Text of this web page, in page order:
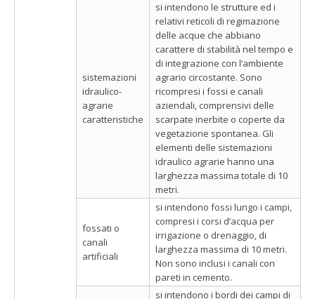
sistemazioni
idraulico-
agrarie
caratteristiche
si intendono le strutture ed i
relativi reticoli di regimazione
delle acque che abbiano
carattere di stabilità nel tempo e
di integrazione con l’ambiente
agrario circostante. Sono
ricompresi i fossi e canali
aziendali, comprensivi delle
scarpate inerbite o coperte da
vegetazione spontanea. Gli
elementi delle sistemazioni
idraulico agrarie hanno una
larghezza massima totale di 10
metri.
fossati o
canali
artificiali
si intendono fossi lungo i campi,
compresi i corsi d’acqua per
irrigazione o drenaggio, di
larghezza massima di 10 metri.
Non sono inclusi i canali con
pareti in cemento.
si intendono i bordi dei campi di